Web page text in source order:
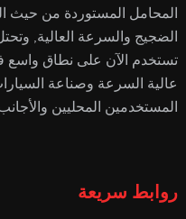
المحامل المستوردة من حيث
الضجيج والسرعة العالية,
تستخدم الآن على نطاق واسع
عالية السرعة وصناعة
المستخدمين المحليين
روابط سريعة